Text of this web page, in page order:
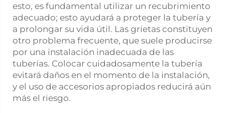
esto, es fundamental utilizar un recubrimiento
adecuado; esto ayudará a proteger la tubería y
a prolongar su vida útil. Las grietas constituyen
otro problema frecuente, que suele producirse
por una instalación inadecuada de las
tuberías. Colocar cuidadosamente la tubería
evitará daños en el momento de la instalación,
y el uso de accesorios apropiados reducirá aún
más el riesgo.